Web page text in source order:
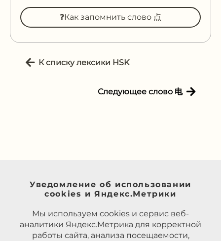
❓Как запомнить слово 点
К списку лексики HSK
Следующее слово 电
Уведомление об использовании
cookies и Яндекс.Метрики
Мы используем cookies и сервис веб-
аналитики Яндекс.Метрика для корректной
работы сайта, анализа посещаемости,